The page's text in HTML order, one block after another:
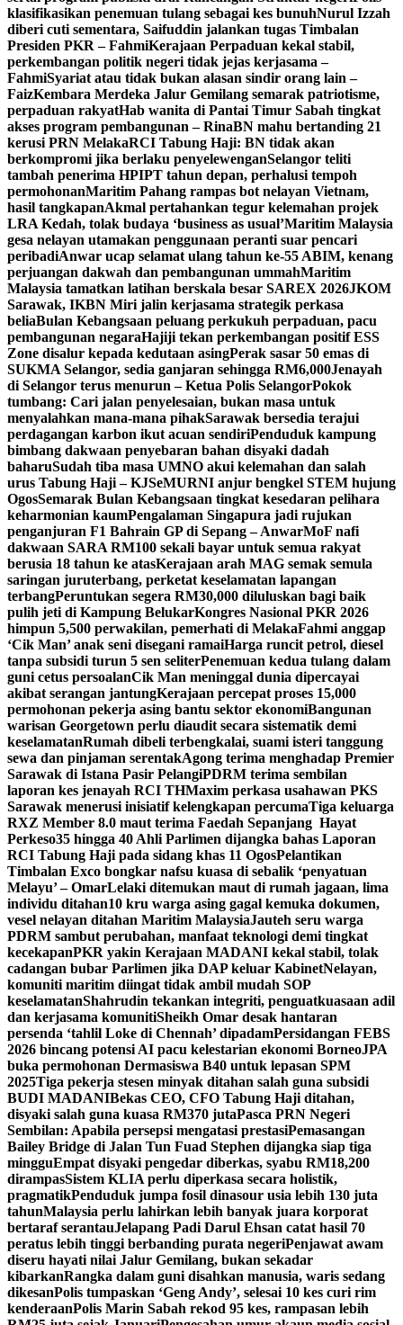
klasifikasikan penemuan tulang sebagai kes bunuhNurul Izzah
diberi cuti sementara, Saifuddin jalankan tugas Timbalan
Presiden PKR – FahmiKerajaan Perpaduan kekal stabil,
perkembangan politik negeri tidak jejas kerjasama –
FahmiSyariat atau tidak bukan alasan sindir orang lain –
FaizKembara Merdeka Jalur Gemilang semarak patriotisme,
perpaduan rakyatHab wanita di Pantai Timur Sabah tingkat
akses program pembangunan – RinaBN mahu bertanding 21
kerusi PRN MelakaRCI Tabung Haji: BN tidak akan
berkompromi jika berlaku penyelewenganSelangor teliti
tambah penerima HPIPT tahun depan, perhalusi tempoh
permohonanMaritim Pahang rampas bot nelayan Vietnam,
hasil tangkapanAkmal pertahankan tegur kelemahan projek
LRA Kedah, tolak budaya ‘business as usual’Maritim Malaysia
gesa nelayan utamakan penggunaan peranti suar pencari
peribadiAnwar ucap selamat ulang tahun ke-55 ABIM, kenang
perjuangan dakwah dan pembangunan ummahMaritim
Malaysia tamatkan latihan berskala besar SAREX 2026JKOM
Sarawak, IKBN Miri jalin kerjasama strategik perkasa
beliaBulan Kebangsaan peluang perkukuh perpaduan, pacu
pembangunan negaraHajiji tekan perkembangan positif ESS
Zone disalur kepada kedutaan asingPerak sasar 50 emas di
SUKMA Selangor, sedia ganjaran sehingga RM6,000Jenayah
di Selangor terus menurun – Ketua Polis SelangorPokok
tumbang: Cari jalan penyelesaian, bukan masa untuk
menyalahkan mana-mana pihakSarawak bersedia terajui
perdagangan karbon ikut acuan sendiriPenduduk kampung
bimbang dakwaan penyebaran bahan disyaki dadah
baharuSudah tiba masa UMNO akui kelemahan dan salah
urus Tabung Haji – KJSeMURNI anjur bengkel STEM hujung
OgosSemarak Bulan Kebangsaan tingkat kesedaran pelihara
keharmonian kaumPengalaman Singapura jadi rujukan
penganjuran F1 Bahrain GP di Sepang – AnwarMoF nafi
dakwaan SARA RM100 sekali bayar untuk semua rakyat
berusia 18 tahun ke atasKerajaan arah MAG semak semula
saringan juruterbang, perketat keselamatan lapangan
terbangPeruntukan segera RM30,000 diluluskan bagi baik
pulih jeti di Kampung BelukarKongres Nasional PKR 2026
himpun 5,500 perwakilan, pemerhati di MelakaFahmi anggap
‘Cik Man’ anak seni disegani ramaiHarga runcit petrol, diesel
tanpa subsidi turun 5 sen seliterPenemuan kedua tulang dalam
guni cetus persoalanCik Man meninggal dunia dipercayai
akibat serangan jantungKerajaan percepat proses 15,000
permohonan pekerja asing bantu sektor ekonomiBangunan
warisan Georgetown perlu diaudit secara sistematik demi
keselamatanRumah dibeli terbengkalai, suami isteri tanggung
sewa dan pinjaman serentakAgong terima menghadap Premier
Sarawak di Istana Pasir PelangiPDRM terima sembilan
laporan kes jenayah RCI THMaxim perkasa usahawan PKS
Sarawak menerusi inisiatif kelengkapan percumaTiga keluarga
RXZ Member 8.0 maut terima Faedah Sepanjang Hayat
Perkeso35 hingga 40 Ahli Parlimen dijangka bahas Laporan
RCI Tabung Haji pada sidang khas 11 OgosPelantikan
Timbalan Exco bongkar nafsu kuasa di sebalik ‘penyatuan
Melayu’ – OmarLelaki ditemukan maut di rumah jagaan, lima
individu ditahan10 kru warga asing gagal kemuka dokumen,
vesel nelayan ditahan Maritim MalaysiaJauteh seru warga
PDRM sambut perubahan, manfaat teknologi demi tingkat
kecekapanPKR yakin Kerajaan MADANI kekal stabil, tolak
cadangan bubar Parlimen jika DAP keluar KabinetNelayan,
komuniti maritim diingat tidak ambil mudah SOP
keselamatanShahrudin tekankan integriti, penguatkuasaan adil
dan kerjasama komunitiSheikh Omar desak hantaran
persenda ‘tahlil Loke di Chennah’ dipadamPersidangan FEBS
2026 bincang potensi AI pacu kelestarian ekonomi BorneoJPA
buka permohonan Dermasiswa B40 untuk lepasan SPM
2025Tiga pekerja stesen minyak ditahan salah guna subsidi
BUDI MADANIBekas CEO, CFO Tabung Haji ditahan,
disyaki salah guna kuasa RM370 jutaPasca PRN Negeri
Sembilan: Apabila persepsi mengatasi prestasiPemasangan
Bailey Bridge di Jalan Tun Fuad Stephen dijangka siap tiga
mingguEmpat disyaki pengedar diberkas, syabu RM18,200
dirampasSistem KLIA perlu diperkasa secara holistik,
pragmatikPenduduk jumpa fosil dinasour usia lebih 130 juta
tahunMalaysia perlu lahirkan lebih banyak juara korporat
bertaraf serantauJelapang Padi Darul Ehsan catat hasil 70
peratus lebih tinggi berbanding purata negeriPenjawat awam
diseru hayati nilai Jalur Gemilang, bukan sekadar
kibarkanRangka dalam guni disahkan manusia, waris sedang
dikesanPolis tumpaskan ‘Geng Andy’, selesai 10 kes curi rim
kenderaanPolis Marin Sabah rekod 95 kes, rampasan lebih